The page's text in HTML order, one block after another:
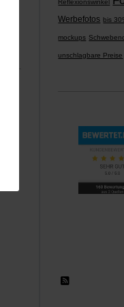
Reflexionswinkel
Werbefotos bis
mockups
unschlagbare Preise